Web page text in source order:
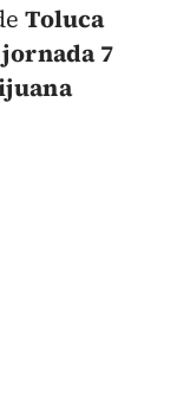
Toluca
jornada 7